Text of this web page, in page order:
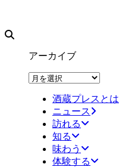
アーカイブ
ア
酒蔵プレスとは
ニュース
訪れる
知る
味わう
体験する